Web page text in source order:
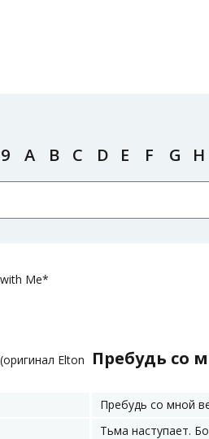
9 A B C D E F G H
Me*
(оригинал Elton
Пребудь со
Пребудь со мной
Тьма наступает.